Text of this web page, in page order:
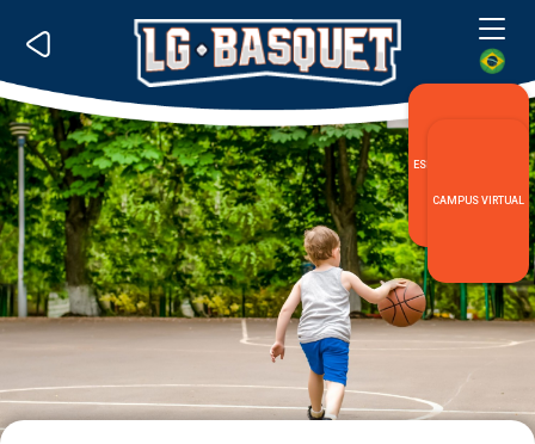
ESPECIALIZACIÓN LG
CAMPUS VIRTUAL